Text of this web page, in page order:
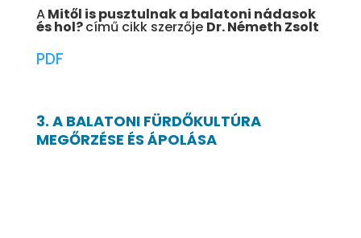
AMitől is pusztulnak a balatoni nádasok
és hol?című cikk szerzője Dr. Németh Zsolt
PDF
3. A BALATONI FÜRDŐKULTÚRA
MEGŐRZÉSE ÉS ÁPOLÁSA